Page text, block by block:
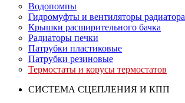
Водопомпы
Гидромуфты и вентиляторы радиатора
Крышки расширительного бачка
Радиаторы печки
Патрубки пластиковые
Патрубки резиновые
Термостаты и корусы термостатов
СИСТЕМА СЦЕПЛЕНИЯ И КПП